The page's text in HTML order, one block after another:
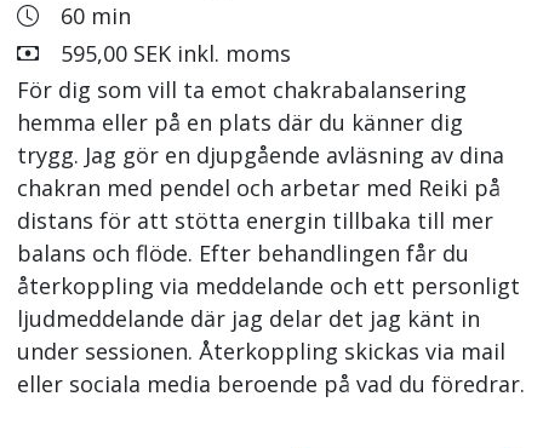
60 min
595,00 SEK inkl. moms
För dig som vill ta emot chakrabalansering
hemma eller på en plats där du känner dig
trygg. Jag gör en djupgående avläsning av dina
chakran med pendel och arbetar med Reiki på
distans för att stötta energin tillbaka till mer
balans och flöde. Efter behandlingen får du
återkoppling via meddelande och ett personligt
ljudmeddelande där jag delar det jag känt in
under sessionen. Återkoppling skickas via mail
eller sociala media beroende på vad du föredrar.